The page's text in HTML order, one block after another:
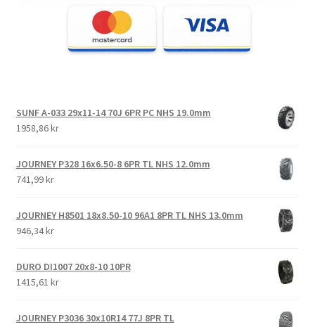
SUNF A-033 29x11-14 70J 6PR PC NHS 19.0mm
1958,86 kr
JOURNEY P328 16x6.50-8 6PR TL NHS 12.0mm
741,99 kr
JOURNEY H8501 18x8.50-10 96A1 8PR TL NHS 13.0mm
946,34 kr
DURO DI1007 20x8-10 10PR
1415,61 kr
JOURNEY P3036 30x10R14 77J 8PR TL